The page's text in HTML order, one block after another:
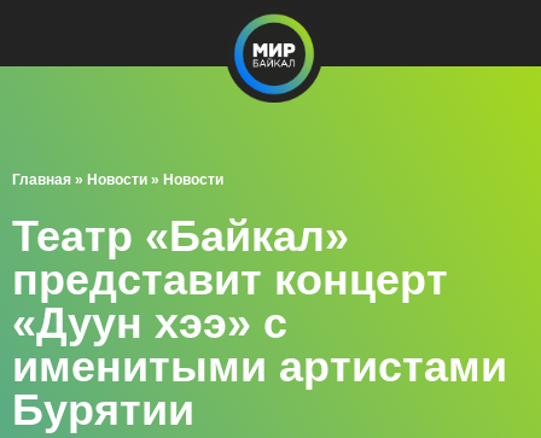
Главная » Новости » Новости
Театр «Байкал»
представит концерт
«Дуун хээ» с
именитыми артистами
Бурятии